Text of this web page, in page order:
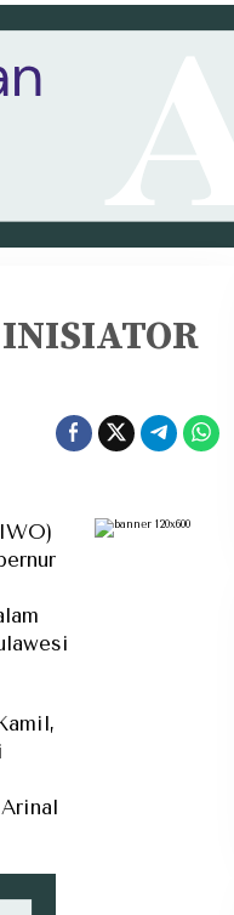
Suci Biar Fokus Ibadah,
Pakai Tri Ibadah